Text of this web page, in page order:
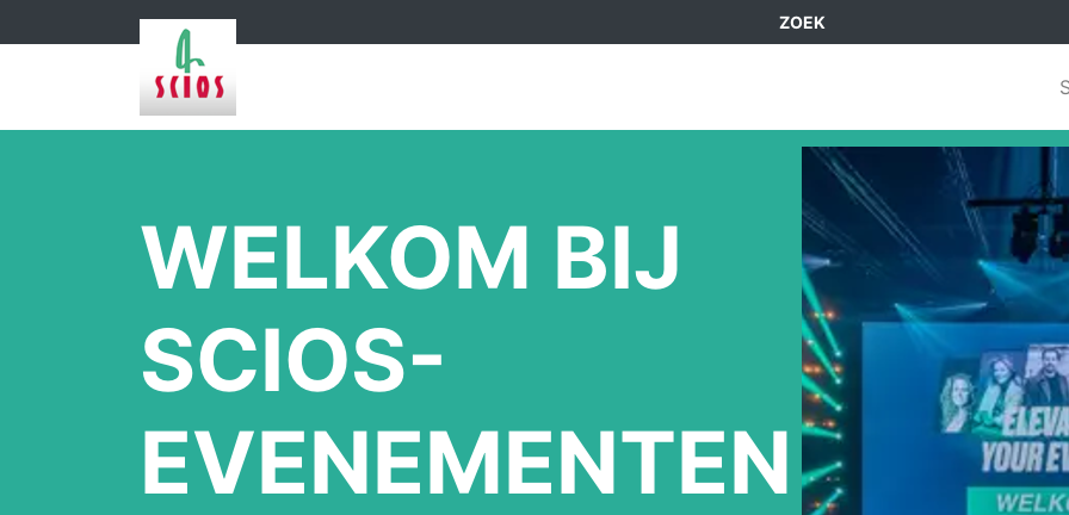
ZOEK
WELKOM BIJ
SCIOS-
EVENEMENTEN